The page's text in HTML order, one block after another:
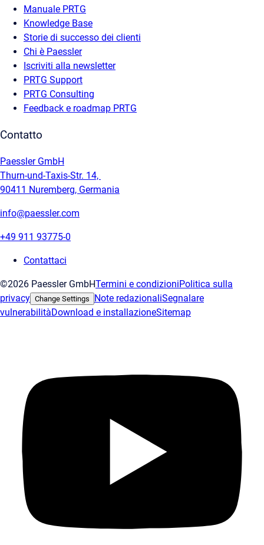
Manuale PRTG
Knowledge Base
Storie di successo dei clienti
Chi è Paessler
Iscriviti alla newsletter
PRTG Support
PRTG Consulting
Feedback e roadmap PRTG
Contatto
Paessler GmbH
Thurn-und-Taxis-Str. 14,
90411 Nuremberg, Germania
info@paessler.com
+49 911 93775-0
Contattaci
©2026 Paessler GmbHTermini e condizioniPolitica sulla
privacy Change Settings Note redazionaliSegnalare
vulnerabilitàDownload e installazioneSitemap